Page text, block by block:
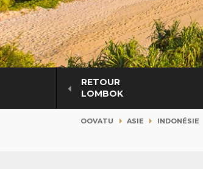
RETOUR
LOMBOK
OOVATU ASIE INDONÉSIE